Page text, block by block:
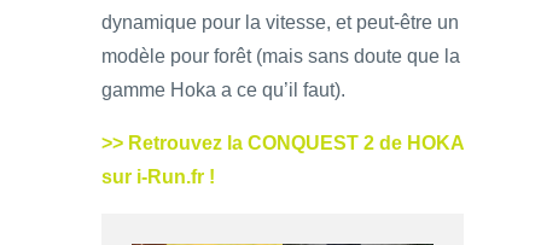
dynamique pour la vitesse, et peut-être un
modèle pour forêt (mais sans doute que la
gamme Hoka a ce qu’il faut).
>> Retrouvez la CONQUEST 2 de HOKA
sur i-Run.fr !